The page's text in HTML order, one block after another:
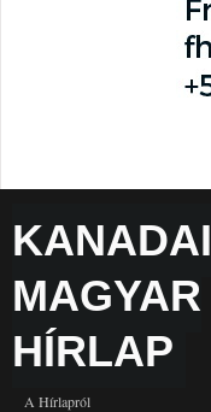
KANADAI
MAGYAR
HÍRLAP
A Hírlapról